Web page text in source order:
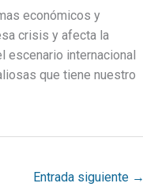
económicos y
crisis y afecta la
escenario internacional
que tiene nuestro
Entrada siguiente →